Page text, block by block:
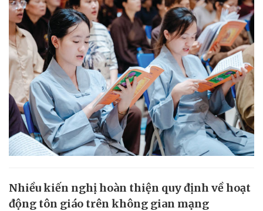
Nhiều kiến nghị hoàn thiện quy định về hoạt
động tôn giáo trên không gian mạng